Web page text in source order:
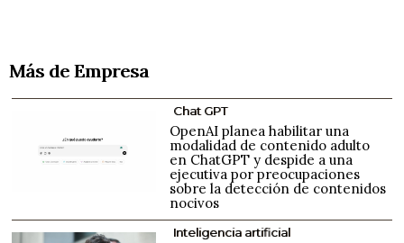
Más de Empresa
Chat GPT
OpenAI planea habilitar una
modalidad de contenido adulto
en ChatGPT y despide a una
ejecutiva por preocupaciones
sobre la detección de contenidos
nocivos
Inteligencia artificial